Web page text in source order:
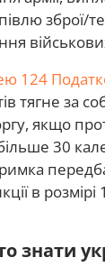
зброї/
124
тягне за
якщо
30
в розмірі
знати